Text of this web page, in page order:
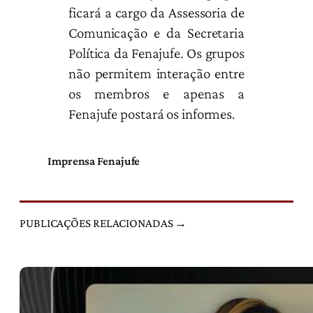
ficará a cargo da Assessoria de
Comunicação e da Secretaria
Política da Fenajufe. Os grupos
não permitem interação entre
os membros e apenas a
Fenajufe postará os informes.
Imprensa Fenajufe
PUBLICAÇÕES RELACIONADAS →